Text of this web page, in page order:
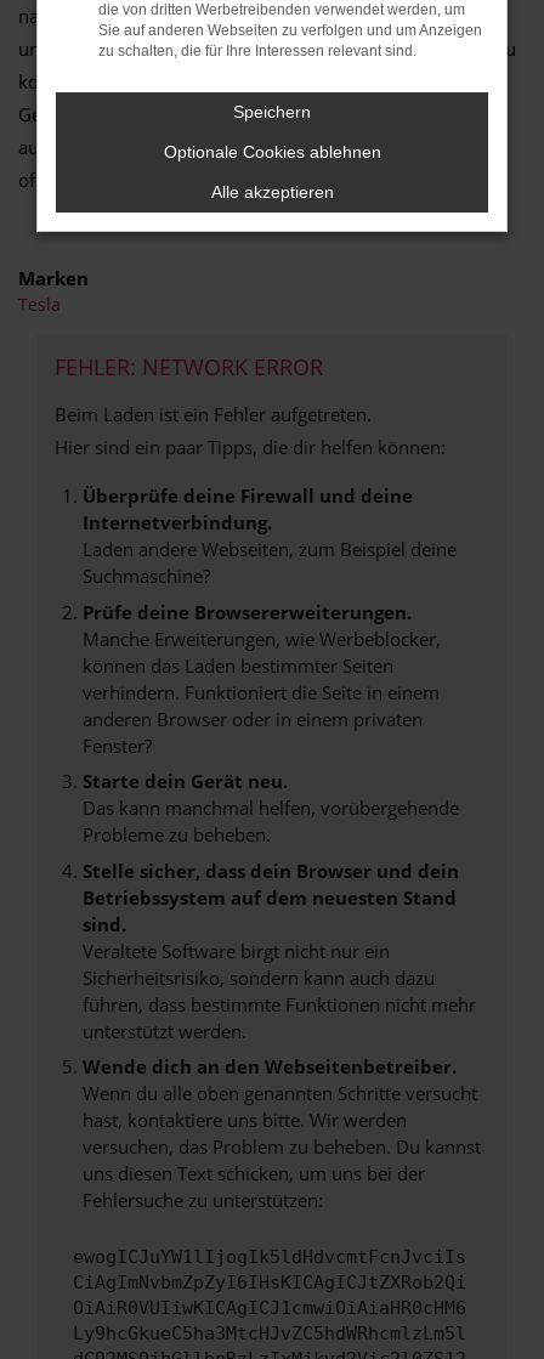
nach Jahren attraktiv und überzeugen durch wenig Pannen
und einen vergleichsweise geringen Reparaturbedarf. Hinzu
kommt, dass die Ausstattung bereits bei früheren
Generationen auf Höhe der Zeit war und sich das Modell
auch heute auf den Straßen von Dresden kaum Wünsche
offen lässt.
Marken
Tesla
FEHLER: NETWORK ERROR
Beim Laden ist ein Fehler aufgetreten.
Hier sind ein paar Tipps, die dir helfen können:
Überprüfe deine Firewall und deine
Internetverbindung.
Laden andere Webseiten, zum Beispiel deine
Suchmaschine?
Prüfe deine Browsererweiterungen.
Manche Erweiterungen, wie Werbeblocker,
können das Laden bestimmter Seiten
verhindern. Funktioniert die Seite in einem
anderen Browser oder in einem privaten
Fenster?
Starte dein Gerät neu.
Das kann manchmal helfen, vorübergehende
Probleme zu beheben.
Stelle sicher, dass dein Browser und dein
Betriebssystem auf dem neuesten Stand
sind.
Veraltete Software birgt nicht nur ein
Sicherheitsrisiko, sondern kann auch dazu
führen, dass bestimmte Funktionen nicht mehr
unterstützt werden.
Wende dich an den Webseitenbetreiber.
Wenn du alle oben genannten Schritte versucht
hast, kontaktiere uns bitte. Wir werden
versuchen, das Problem zu beheben. Du kannst
uns diesen Text schicken, um uns bei der
Fehlersuche zu unterstützen:
ewogICJuYW1lIjogIk5ldHdvcmtFcnJvciIs
CiAgImNvbmZpZyI6IHsKICAgICJtZXRob2Qi
OiAiR0VUIiwKICAgICJ1cmwiOiAiaHR0cHM6
Ly9hcGkueC5ha3MtcHJvZC5hdWRhcmlzLm5l
die von dritten Werbetreibenden verwendet werden, um
Sie auf anderen Webseiten zu verfolgen und um Anzeigen
zu schalten, die für Ihre Interessen relevant sind.
Speichern
Optionale Cookies ablehnen
Alle akzeptieren